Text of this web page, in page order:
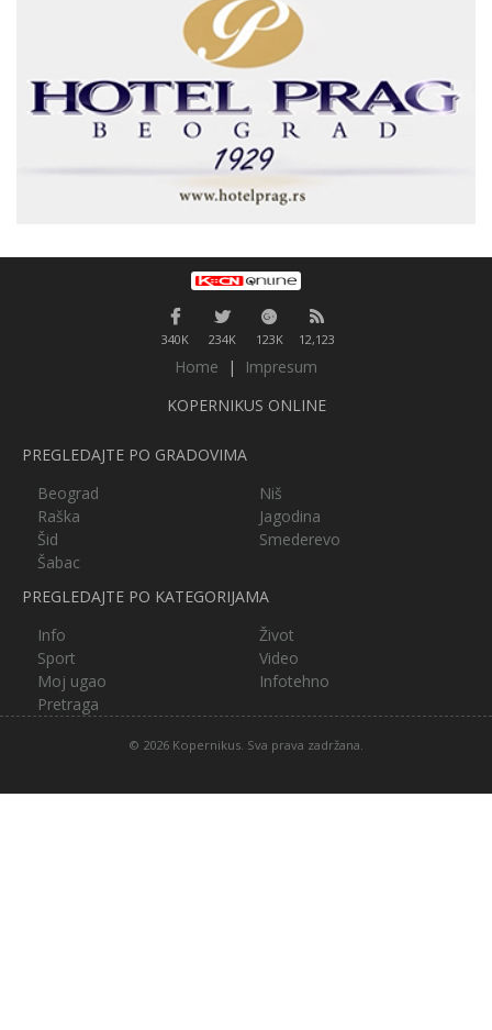
340K 234K 123K 12,123
Home |
Impresum
KOPERNIKUS ONLINE
PREGLEDAJTE PO GRADOVIMA
Beograd
Niš
Raška
Jagodina
Šid
Smederevo
Šabac
PREGLEDAJTE PO KATEGORIJAMA
Info
Život
Sport
Video
Moj ugao
Infotehno
Pretraga
© 2026 Kopernikus. Sva prava zadržana.